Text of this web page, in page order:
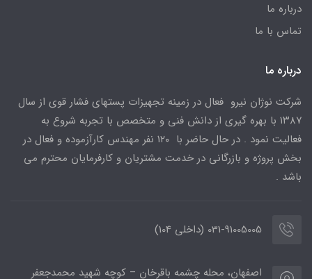
درباره ما
تماس با ما
درباره ما
شرکت نوژان نیرو فعال در زمینه تجهیزات پستهای فشار قوی از سال
۱۳۸۷ با بهره گیری از دانش فنی و متخصص با تجربه شروع به
فعالیت نمود . در حال حاضر با ۱۲۰ نفر مهندس کارآزموده و فعال در
بخش پروژه و بازرگانی در خدمت مشتریان و کارفرمایان محترم می
باشد .
031-91005005 (داخلی 104)
اصفهان، محله چشمه باقرخان – کوچه شهید محمدجعفر